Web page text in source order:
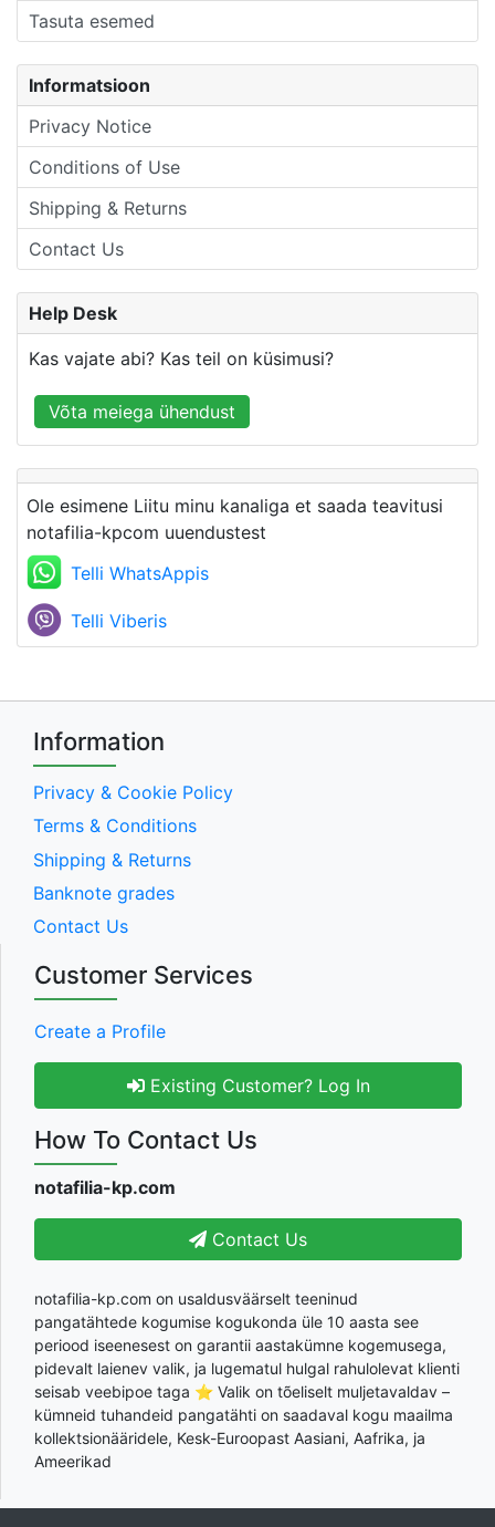
Tasuta esemed
Informatsioon
Privacy Notice
Conditions of Use
Shipping & Returns
Contact Us
Help Desk
Kas vajate abi? Kas teil on küsimusi?
Võta meiega ühendust
Ole esimene Liitu minu kanaliga et saada teavitusi
notafilia-kpcom uuendustest
Telli WhatsAppis
Telli Viberis
Information
Privacy & Cookie Policy
Terms & Conditions
Shipping & Returns
Banknote grades
Contact Us
Customer Services
Create a Profile
Existing Customer? Log In
How To Contact Us
notafilia-kp.com
Contact Us
notafilia-kp.com on usaldusväärselt teeninud
pangatähtede kogumise kogukonda üle 10 aasta see
periood iseenesest on garantii aastakümne kogemusega,
pidevalt laienev valik, ja lugematul hulgal rahulolevat klienti
seisab veebipoe taga ⭐ Valik on tõeliselt muljetavaldav –
kümneid tuhandeid pangatähti on saadaval kogu maailma
kollektsionääridele, Kesk-Euroopast Aasiani, Aafrika, ja
Ameerikad